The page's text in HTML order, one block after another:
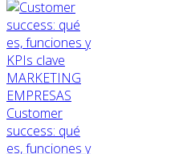
MARKETING
EMPRESAS
Customer
success: qué
es, funciones y